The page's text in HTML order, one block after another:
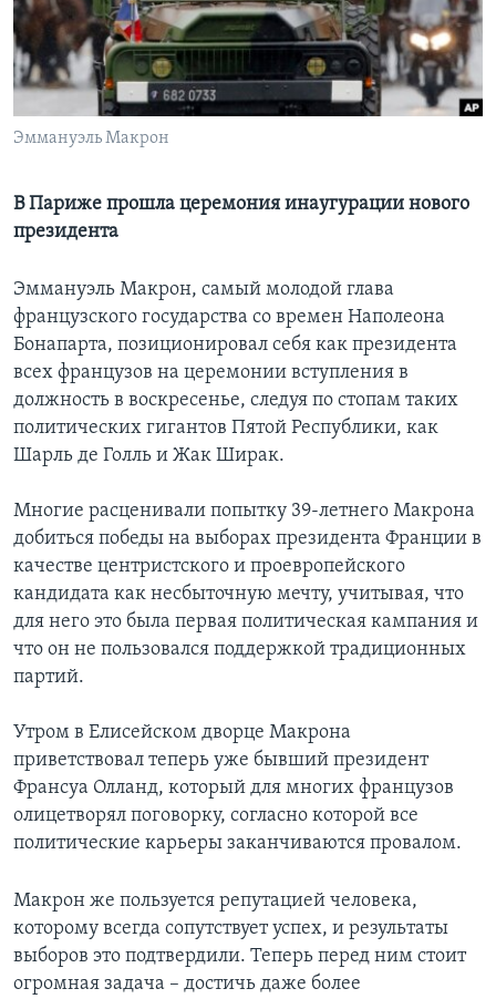
Learning English
СОЦИАЛЬНЫЕ СЕТИ
Языки
Эммануэль Макрон
В Париже прошла церемония инаугурации нового
президента
Эммануэль Макрон, самый молодой глава
французского государства со времен Наполеона
Бонапарта, позиционировал себя как президента
всех французов на церемонии вступления в
должность в воскресенье, следуя по стопам таких
политических гигантов Пятой Республики, как
Шарль де Голль и Жак Ширак.
Многие расценивали попытку 39-летнего Макрона
добиться победы на выборах президента Франции в
качестве центристского и проевропейского
кандидата как несбыточную мечту, учитывая, что
для него это была первая политическая кампания и
что он не пользовался поддержкой традиционных
партий.
Утром в Елисейском дворце Макрона
приветствовал теперь уже бывший президент
Франсуа Олланд, который для многих французов
олицетворял поговорку, согласно которой все
политические карьеры заканчиваются провалом.
Макрон же пользуется репутацией человека,
которому всегда сопутствует успех, и результаты
выборов это подтвердили. Теперь перед ним стоит
огромная задача – достичь даже более